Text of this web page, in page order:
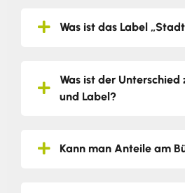
Was ist das Label
Was ist der Unterschied
und Label?
Kann man Anteile am